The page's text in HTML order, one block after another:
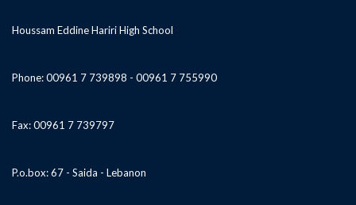
Houssam Eddine Hariri High School
Phone: 00961 7 739898 - 00961 7 755990
Fax: 00961 7 739797
P.o.box: 67 - Saida - Lebanon